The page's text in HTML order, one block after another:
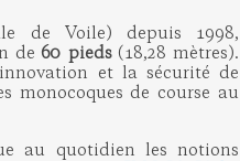
de Voile) depuis 1998,
de60 pieds(18,28 mètres).
et la sécurité de
monocoques de course au
au quotidien les notions